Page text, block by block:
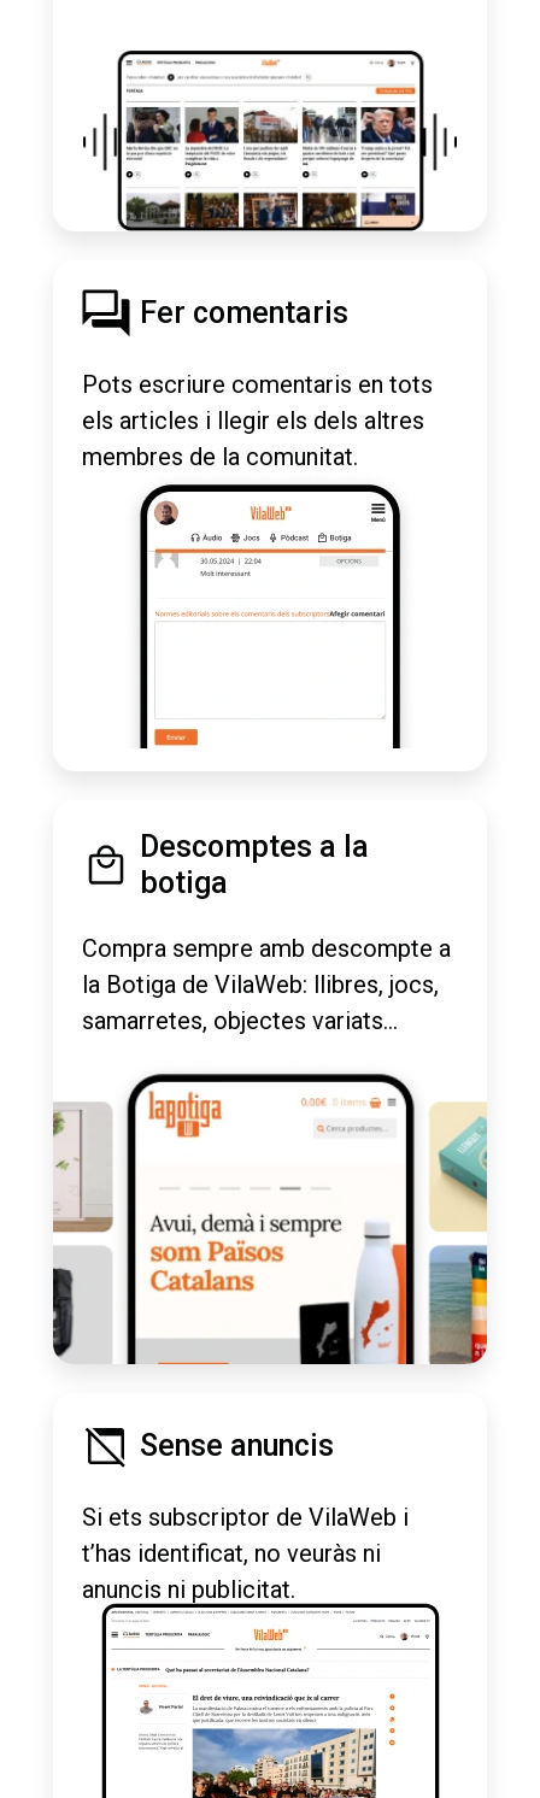
Fer comentaris
Pots escriure comentaris en tots
els articles i llegir els dels altres
membres de la comunitat.
Descomptes a la
botiga
Compra sempre amb descompte a
la Botiga de VilaWeb: llibres, jocs,
samarretes, objectes variats...
Sense anuncis
Si ets subscriptor de VilaWeb i
t’has identificat, no veuràs ni
anuncis ni publicitat.